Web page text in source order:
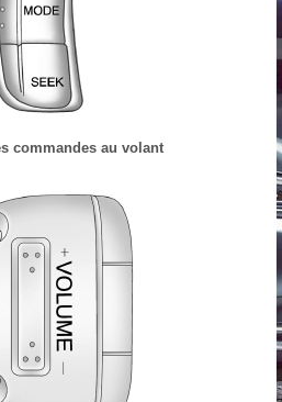
commandes au volant